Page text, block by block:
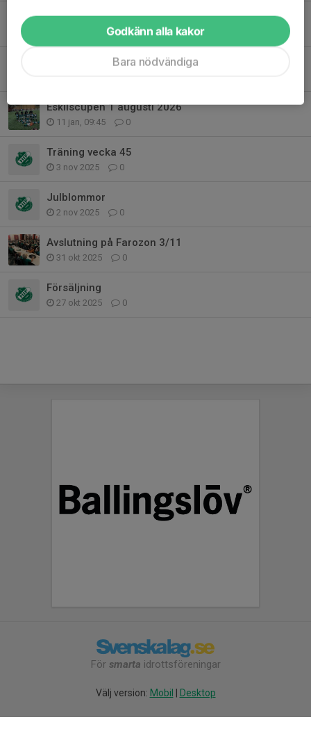
Vi ställer in på söndag!
13 feb, 17:07 0
Inställd träning!
Eskilscupen 1 augusti 2026
11 jan, 09:45 0
Träning vecka 45
3 nov 2025 0
Julblommor
2 nov 2025 0
Avslutning på Farozon 3/11
31 okt 2025 0
Försäljning
27 okt 2025 0
För smarta idrottsföreningar
Välj version: Mobil | Desktop
Godkänn alla kakor
Bara nödvändiga